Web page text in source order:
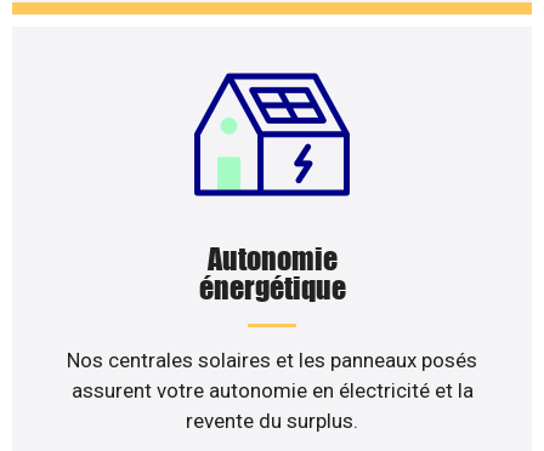
Autonomie
énergétique
Nos centrales solaires et les panneaux posés
assurent votre autonomie en électricité et la
revente du surplus.